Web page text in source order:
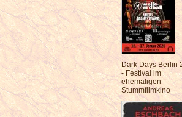
Dark Days Berlin
- Festival im
ehemaligen
Stummfilmkino